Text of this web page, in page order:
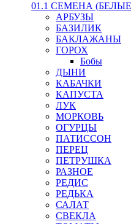
01.1 СЕМЕНА
АРБУЗЫ
БАЗИЛИК
БАКЛАЖАНЫ
ГОРОХ
Бобы
ДЫНИ
КАБАЧКИ
КАПУСТА
ЛУК
МОРКОВЬ
ОГУРЦЫ
ПАТИССОН
ПЕРЕЦ
ПЕТРУШКА
РАЗНОЕ
РЕДИС
РЕДЬКА
САЛАТ
СВЕКЛА